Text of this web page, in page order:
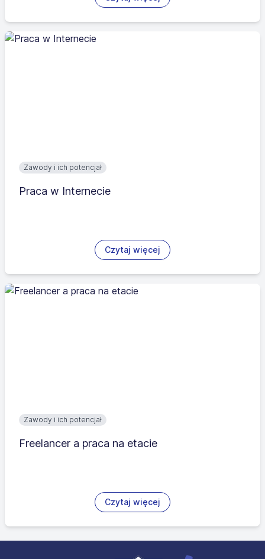
Zawody i ich potencjał
Praca w Internecie
Czytaj więcej
Zawody i ich potencjał
Freelancer a praca na etacie
Czytaj więcej